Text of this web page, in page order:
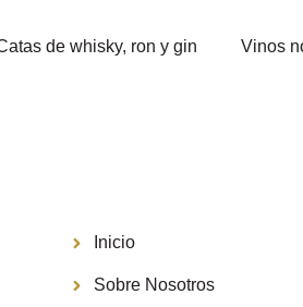
de whisky, ron y gin Vinos
Inicio
Sobre Nosotros